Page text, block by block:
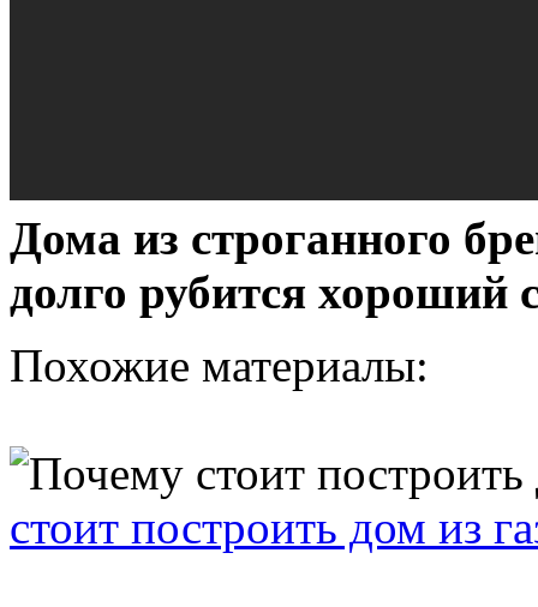
Дома из строганного
долго рубится хороший
Похожие материалы:
стоит построить дом из